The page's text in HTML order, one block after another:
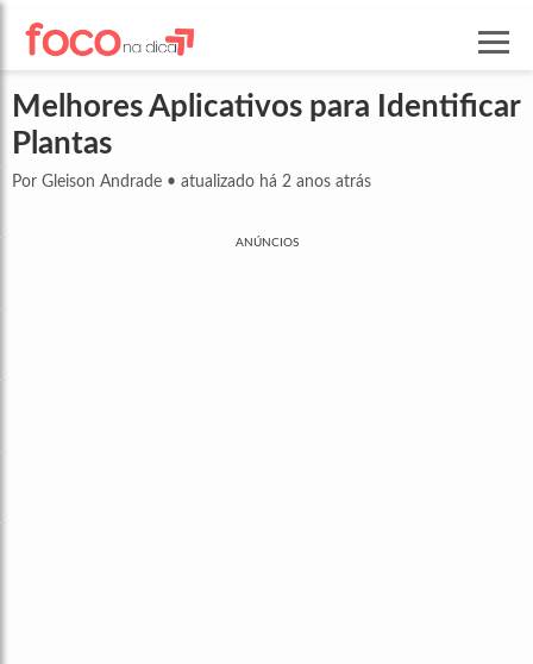
Melhores Aplicativos para Identificar
Plantas
Por Gleison Andrade • atualizado há 2 anos atrás
ANÚNCIOS